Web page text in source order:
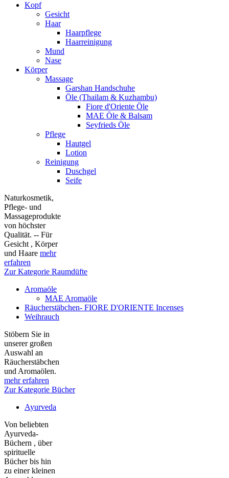
Kopf
Gesicht
Haar
Haarpflege
Haarreinigung
Mund
Nase
Körper
Massage
Garshan Handschuhe
Öle (Thailam & Kuzhambu)
Fiore d'Oriente Öle
MAE Öle & Balsam
Seyfrieds Öle
Pflege
Hautgel
Lotion
Reinigung
Duschgel
Seife
Naturkosmetik,
Pflege- und
Massageprodukte
von höchster
Qualität. -- Für
Gesicht , Körper
und Haare mehr
erfahren
Zur Kategorie Raumdüfte
Aromaöle
MAE Aromaöle
Räucherstäbchen- FIORE D'ORIENTE Incenses
Weihrauch
Stöbern Sie in
unserer großen
Auswahl an
Räucherstäbchen
und Aromaölen.
mehr erfahren
Zur Kategorie Bücher
Ayurveda
Von beliebten
Ayurveda-
Büchern , über
spirituelle
Bücher bis hin
zu einer kleinen